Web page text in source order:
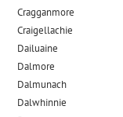
Cragganmore
Craigellachie
Dailuaine
Dalmore​
Dalmunach
Dalwhinnie